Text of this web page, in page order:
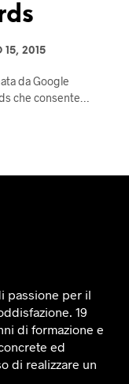
15, 2015
da Google
che consente…
passione per il
19
di formazione e
ed
di realizzare un